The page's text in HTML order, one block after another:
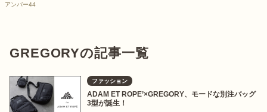
アンバー44
GREGORYの記事一覧
ファッション
ADAM ET ROPE’×GREGORY、モードな別注バッグ
3型が誕生！